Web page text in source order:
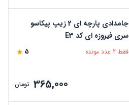
جامدادی پارچه ای 2 زیپ پیکاسو
سری فیروزه ای کد E3
فقط 2 عدد مونده 5
365,000 تومان